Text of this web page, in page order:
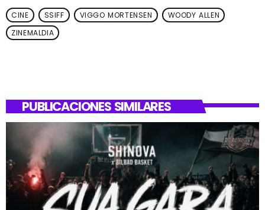
CINE SSIFF VIGGO MORTENSEN
WOODY ALLEN
ZINEMALDIA
PUBLICACIONES SIMILARES